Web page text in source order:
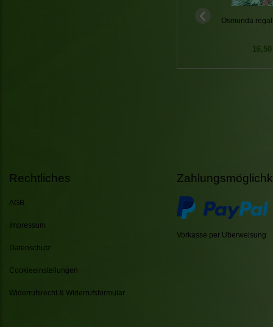
Osmunda
Rechtliches
AGB
Impressum
Datenschutz
Cookieeinstellungen
Widerrufsrecht & Widerrufsformular
Vorkasse per Überweisung